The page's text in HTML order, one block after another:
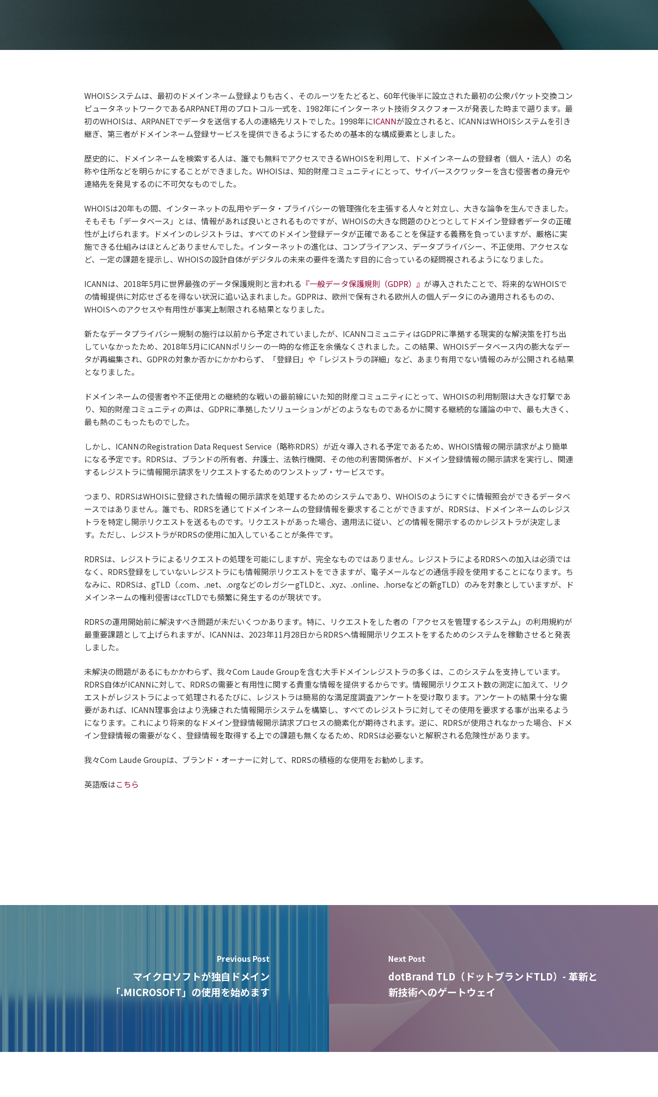
WHOISシステムは、最初のドメインネーム登録よりも古く、そのルーツをたどると、60年代後半に設立された最初の公衆パケット交換コン
ピュータネットワークであるARPANET用のプロトコル一式を、1982年にインターネット技術タスクフォースが発表した時まで遡ります。最
初のWHOISは、ARPANETでデータを送信する人の連絡先リストでした。1998年にICANNが設立されると、ICANNはWHOISシステムを引き
継ぎ、第三者がドメインネーム登録サービスを提供できるようにするための基本的な構成要素としました。
歴史的に、ドメインネームを検索する人は、誰でも無料でアクセスできるWHOISを利用して、ドメインネームの登録者（個人・法人）の名
称や住所などを明らかにすることができました。WHOISは、知的財産コミュニティにとって、サイバースクワッターを含む侵害者の身元や
連絡先を発見するのに不可欠なものでした。
WHOISは20年もの間、インターネットの乱用やデータ・プライバシーの管理強化を主張する人々と対立し、大きな論争を生んできました。
そもそも「データベース」とは、情報があれば良いとされるものですが、WHOISの大きな問題のひとつとしてドメイン登録者データの正確
性が上げられます。ドメインのレジストラは、すべてのドメイン登録データが正確であることを保証する義務を負っていますが、厳格に実
施できる仕組みはほとんどありませんでした。インターネットの進化は、コンプライアンス、データプライバシー、不正使用、アクセスな
ど、一定の課題を提示し、WHOISの設計自体がデジタルの未来の要件を満たす目的に合っているの疑問視されるようになりました。
ICANNは、2018年5月に世界最強のデータ保護規則と言われる 『一般データ保護規則（GDPR）』 が導入されたことで、将来的なWHOISで
の情報提供に対応せざるを得ない状況に追い込まれました。GDPRは、欧州で保有される欧州人の個人データにのみ適用されるものの、
WHOISへのアクセスや有用性が事実上制限される結果となりました。
新たなデータプライバシー規制の施行は以前から予定されていましたが、ICANNコミュニティはGDPRに準拠する現実的な解決策を打ち出
していなかったため、2018年5月にICANNポリシーの一時的な修正を余儀なくされました。この結果、WHOISデータベース内の膨大なデー
タが再編集され、GDPRの対象か否かにかかわらず、「登録日」や「レジストラの詳細」など、あまり有用でない情報のみが公開される結果
となりました。
ドメインネームの侵害者や不正使用との継続的な戦いの最前線にいた知的財産コミュニティにとって、WHOISの利用制限は大きな打撃であ
り、知的財産コミュニティの声は、GDPRに準拠したソリューションがどのようなものであるかに関する継続的な議論の中で、最も大きく、
最も熱のこもったものでした。
しかし、ICANNのRegistration Data Request Service（略称RDRS）が近々導入される予定であるため、WHOIS情報の開示請求がより簡単
になる予定です。RDRSは、ブランドの所有者、弁護士、法執行機関、その他の利害関係者が、ドメイン登録情報の開示請求を実行し、関連
するレジストラに情報開示請求をリクエストするためのワンストップ・サービスです。
つまり、RDRSはWHOISに登録された情報の開示請求を処理するためのシステムであり、WHOISのようにすぐに情報照会ができるデータベ
ースではありません。誰でも、RDRSを通じてドメインネームの登録情報を要求することができますが、RDRSは、ドメインネームのレジス
トラを特定し開示リクエストを送るものです。リクエストがあった場合、適用法に従い、どの情報を開示するのかレジストラが決定しま
す。ただし、レジストラがRDRSの使用に加入していることが条件です。
RDRSは、レジストラによるリクエストの処理を可能にしますが、完全なものではありません。レジストラによるRDRSへの加入は必須では
なく、RDRS登録をしていないレジストラにも情報開示リクエストをできますが、電子メールなどの通信手段を使用することになります。ち
なみに、RDRSは、gTLD（.com、.net、.orgなどのレガシーgTLDと、.xyz、.online、.horseなどの新gTLD）のみを対象としていますが、ド
メインネームの権利侵害はccTLDでも頻繁に発生するのが現状です。
RDRSの運用開始前に解決すべき問題が未だいくつかあります。特に、リクエストをした者の「アクセスを管理するシステム」の利用規約が
最重要課題として上げられますが、ICANNは、2023年11月28日からRDRSへ情報開示リクエストをするためのシステムを稼動させると発表
しました。
未解決の問題があるにもかかわらず、我々Com Laude Groupを含む大手ドメインレジストラの多くは、このシステムを支持しています。
RDRS自体がICANNに対して、RDRSの需要と有用性に関する貴重な情報を提供するからです。情報開示リクエスト数の測定に加えて、リク
エストがレジストラによって処理されるたびに、レジストラは簡易的な満足度調査アンケートを受け取ります。アンケートの結果十分な需
要があれば、ICANN理事会はより洗練された情報開示システムを構築し、すべてのレジストラに対してその使用を要求する事が出来るよう
になります。これにより将来的なドメイン登録情報開示請求プロセスの簡素化が期待されます。逆に、RDRSが使用されなかった場合、ドメ
イン登録情報の需要がなく、登録情報を取得する上での課題も無くなるため、RDRSは必要ないと解釈される危険性があります。
我々Com Laude Groupは、ブランド・オーナーに対して、RDRSの積極的な使用をお勧めします。
英語版はこちら
Previous Post
マイクロソフトが独自ドメイン
「.MICROSOFT」の使用を始めます
Next Post
dotBrand TLD（ドットブランドTLD）- 革新と
新技術へのゲートウェイ